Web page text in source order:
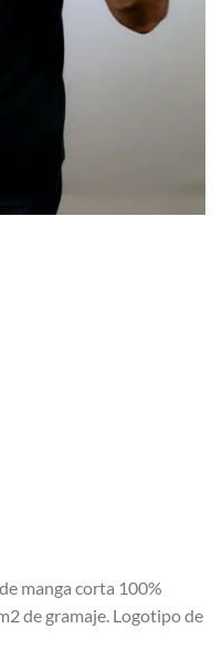
manga corta 100%
de gramaje. Logotipo de